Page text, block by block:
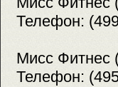
Телефон:
Мисс Фитнес
Телефон: